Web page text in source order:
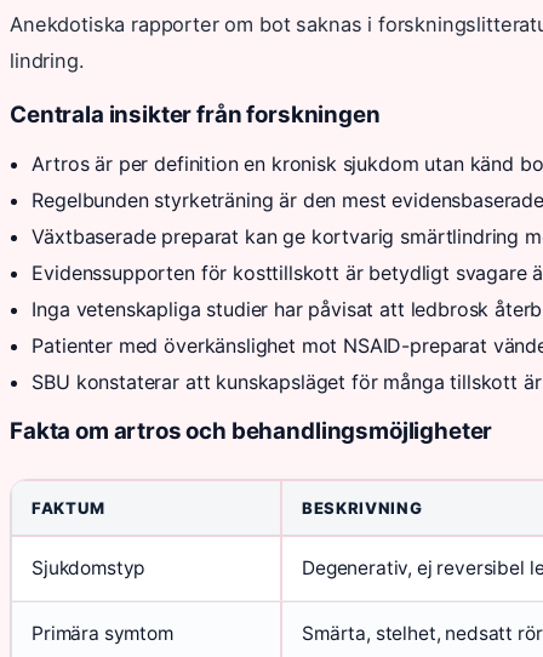
Anekdotiska rapporter om bot saknas i
lindring.
Centrala insikter från forskningen
Artros är per definition en kronisk sjukdom utan känd
Regelbunden styrketräning är den mest
Växtbaserade preparat kan ge kortvarig smärtlindring
Evidenssupporten för kosttillskott är betydligt svagare
Inga vetenskapliga studier har påvisat att ledbrosk
Patienter med överkänslighet mot NSAID-preparat
SBU konstaterar att kunskapsläget för många tillskott
Fakta om artros och behandlingsmöjligheter
FAKTUM BESKRIVNING
Sjukdomstyp Degenerativ, ej reversibel
Primära symtom Smärta, stelhet, nedsatt